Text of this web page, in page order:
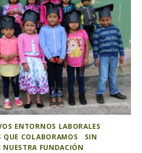
ENTORNOS LABORALES
QUE COLABORAMOS
SIN
NUESTRA FUNDACIÓN